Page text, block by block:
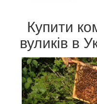
Купити
вуликів в